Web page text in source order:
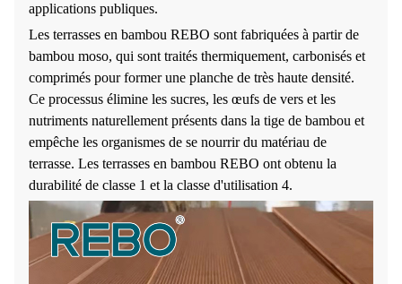
applications publiques.
Les terrasses en bambou REBO sont fabriquées à partir de
bambou moso, qui sont traités thermiquement, carbonisés et
comprimés pour former une planche de très haute densité.
Ce processus élimine les sucres, les œufs de vers et les
nutriments naturellement présents dans la tige de bambou et
empêche les organismes de se nourrir du matériau de
terrasse. Les terrasses en bambou REBO ont obtenu la
durabilité de classe 1 et la classe d'utilisation 4.